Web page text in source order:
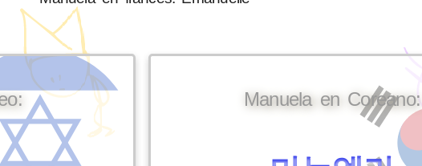
Manuela en Coreano: